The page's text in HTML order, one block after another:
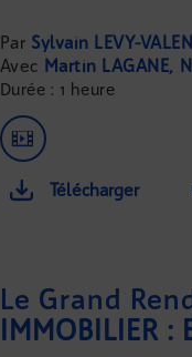
Sylvain LEVY-
Martin LAGANE
Durée : 1 heure
Télécharger
Le Grand